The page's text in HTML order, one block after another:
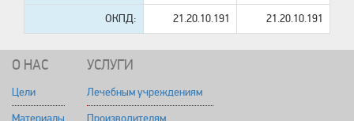
ОКПД: 21.20.10.191 21.20.10.191
О НАС
Цели
Материалы
УСЛУГИ
Лечебным учреждениям
Производителям